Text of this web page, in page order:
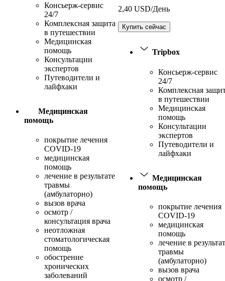
Консьерж-сервис
24/7
Комплексная защита
в путешествии
Медицинская
помощь
Консультации
экспертов
Путеводители и
лайфхаки
Медицинская
помощь
покрытие лечения
COVID-19
медицинская
помощь
лечение в результате
травмы
(амбулаторно)
вызов врача
осмотр /
консультация врача
неотложная
стоматологическая
помощь
обострение
хронических
заболеваний
2,40 USD/День
Купить сейчас
Tripbox
Консьерж-сервис
24/7
Комплексная
в путешествии
Медицинская
помощь
Консультации
экспертов
Путеводители и
лайфхаки
Медицинская
помощь
покрытие лечения
COVID-19
медицинская
помощь
лечение в
травмы
(амбулаторно)
вызов врача
осмотр /